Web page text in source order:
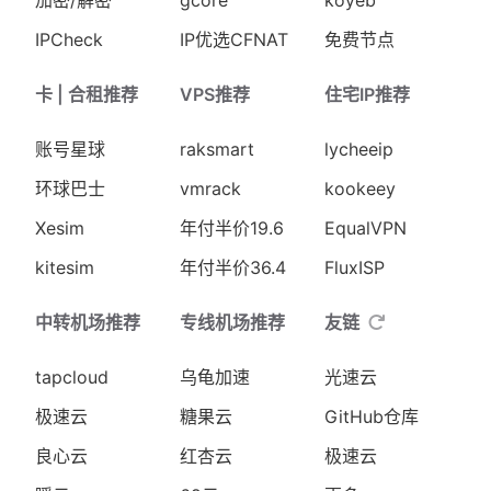
IPCheck
IP优选CFNAT
免费节点
卡 | 合租推荐
账号星球
环球巴士
Xesim
kitesim
VPS推荐
raksmart
vmrack
年付半价19.6
年付半价36.4
住宅IP推荐
lycheeip
kookeey
EqualVPN
FluxISP
中转机场推荐
tapcloud
极速云
良心云
专线机场推荐
乌龟加速
糖果云
红杏云
友链
光速云
GitHub仓库
极速云